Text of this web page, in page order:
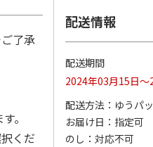
グリーティング切
円
別)
【グリーティング切
（シンプル）（
4.8 （11）
5,500円
(送料別)
了承
。
くだ
配送情報
配送期間
2024年03月15日
配送方法
ゆうパ
お届け日
指定可
のし
対応不可